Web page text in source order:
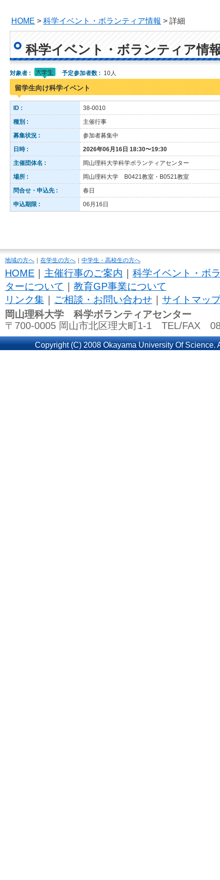
HOME > 科学イベント・ボランティア情報 > 詳細
科学イベント・ボランティア情
対象者 : 予定参加者数 : 10人
留学生向け科学イベント
ID :
38-0010
種別 :
主催行事
募集状況 :
参加者募集中
日時 :
2026年06月16日 18:30〜19:30
主催団体名 :
岡山理科大学科学ボランティアセンター
場所 :
岡山理科大学 B0421教室・B0521教室
問合せ・申込先 :
春日
申込期限 :
06月16日
地域の方へ 在学生の方へ 中学生・高校生の方へ
HOME 主催行事のご案内
科学イベント・ボ
ターについて
教育GP事業について
リンク集
ご相談・お問い合わせ
サイトマッ
岡山理科大学 科学ボランティアセンター
〒700-0005 岡山市北区理大町1-1 TEL/FAX
Copyright (C) 2008 Okayama University Of Science.